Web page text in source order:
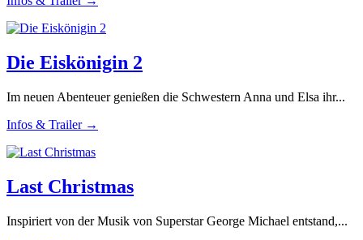
Die Eiskönigin 2
Im neuen Abenteuer genießen die Schwestern Anna und Elsa ihr...
Infos & Trailer →
Last Christmas
Inspiriert von der Musik von Superstar George Michael entstand,...